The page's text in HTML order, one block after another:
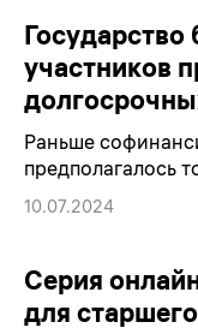
Государство
участников
Раньше
предполагалось
10.07.2024
Серия
для